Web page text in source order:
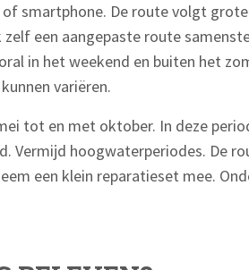
smartphone. De route volgt
een aangepaste route
in het weekend en buiten het
variëren.
tot en met oktober. In deze
Vermijd hoogwaterperiodes. De
een klein reparatieset mee.